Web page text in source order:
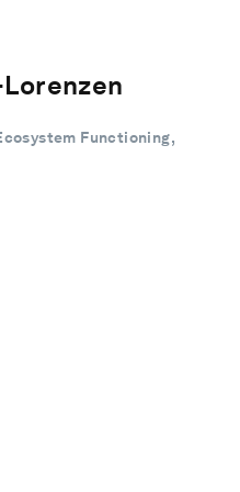
Functioning,